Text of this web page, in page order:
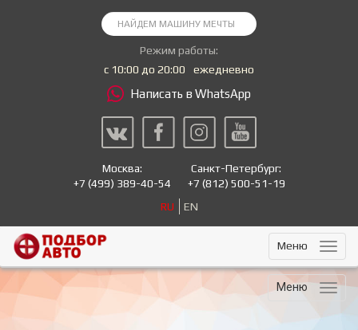
Режим работы:
с 10:00 до 20:00
ежедневно
Написать в WhatsApp
Москва:
+7 (499) 389-40-54
Санкт-Петербург:
+7 (812) 500-51-19
RU
EN
Меню
Меню